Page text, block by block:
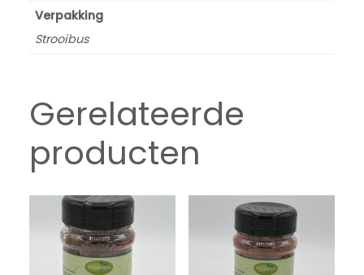
Verpakking
Strooibus
Gerelateerde
producten